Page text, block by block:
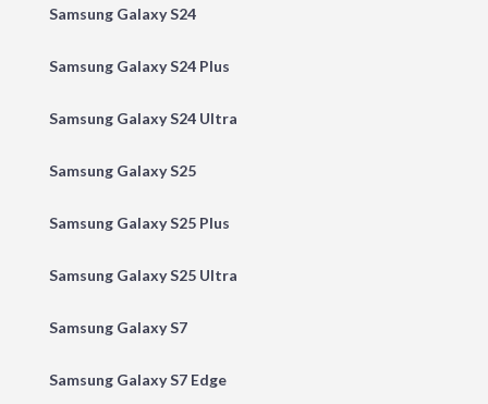
Samsung Galaxy S24
Samsung Galaxy S24 Plus
Samsung Galaxy S24 Ultra
Samsung Galaxy S25
Samsung Galaxy S25 Plus
Samsung Galaxy S25 Ultra
Samsung Galaxy S7
Samsung Galaxy S7 Edge